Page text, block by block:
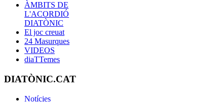
ÀMBITS DE
L'ACORDIÓ
DIATÒNIC
El joc creuat
24 Masurques
VIDEOS
diaTTemes
DIATÒNIC.CAT
Notícies